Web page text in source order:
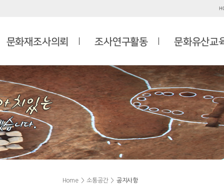
문화재조사의뢰 조사연구활동 문화유산교
Home > 소통공간 > 공지사항